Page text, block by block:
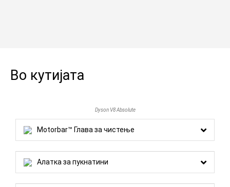
Во кутијата
Dyson V8 Absolute
Motorbar™ Глава за чистење
Алатка за пукнатини